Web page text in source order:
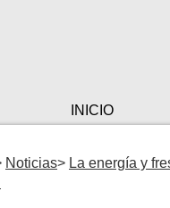
INICIO
Noticias
La energía y